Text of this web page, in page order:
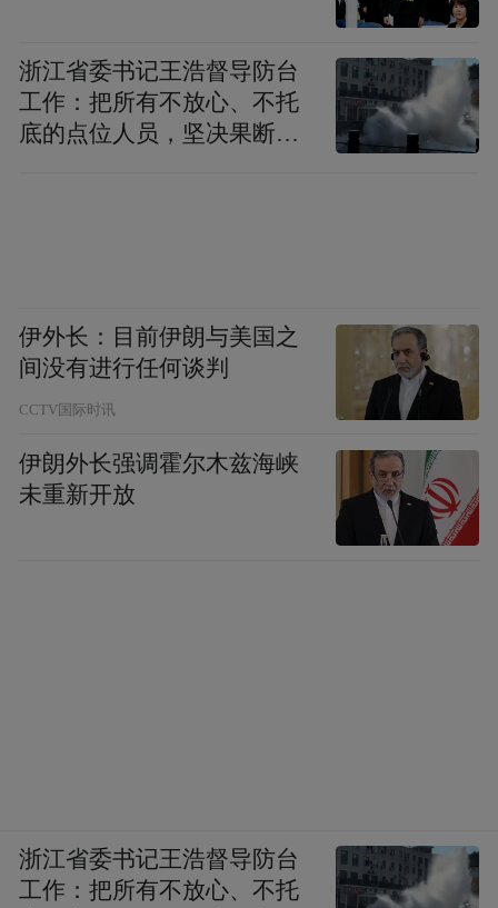
启示：新能源竞赛的本质，是制造底蕴与用
户思维的化学反应。奔腾用“技术平权”打破
参数内卷，用“服务共情”重建信任纽带，最
终在83%的电动化渗透率中完成基因重塑。
布，本平台仅提供信息存储空间服务。
Notice: The content above (including the videos,
pictures and audios if any) is uploaded and posted
by the user of Dafeng Hao, which is a social media
platform and merely provides information storage
space services.”
浙江省委书记王浩督导防台
工作：把所有不放心、不托
底的点位人员，坚决果断转
伊外长：目前伊朗与美国之
间没有进行任何谈判
CCTV国际时讯
伊朗外长强调霍尔木兹海峡
未重新开放
浙江省委书记王浩督导防台
工作：把所有不放心、不托